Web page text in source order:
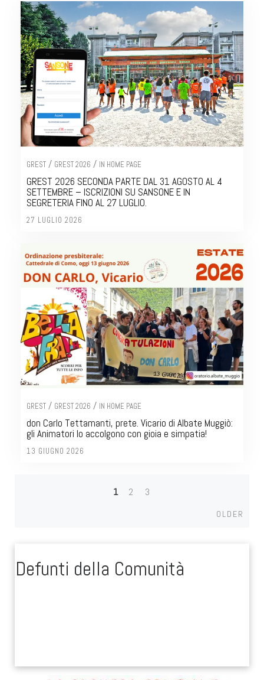
GREST / GREST 2026 / IN HOME PAGE
GREST 2026 SECONDA PARTE DAL 31 AGOSTO AL 4
SETTEMBRE – ISCRIZIONI SU SANSONE E IN
SEGRETERIA FINO AL 27 LUGLIO.
27 LUGLIO 2026
GREST / GREST 2026 / IN HOME PAGE
don Carlo Tettamanti, prete. Vicario di Albate Muggiò:
gli Animatori lo accolgono con gioia e simpatia!
13 GIUGNO 2026
1 2
3
OLDER
Defunti della Comunità